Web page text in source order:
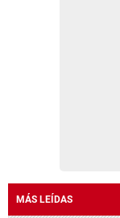
MÁS LEÍDAS